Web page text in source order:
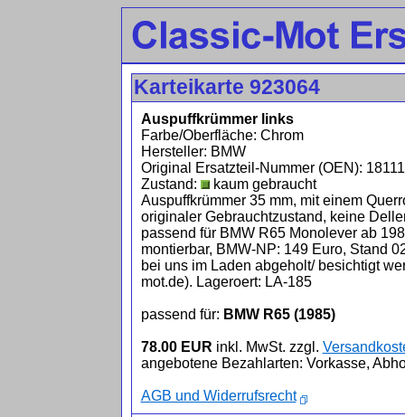
Karteikarte 923064
Auspuffkrümmer links
Farbe/Oberfläche: Chrom
Hersteller: BMW
Original Ersatzteil-Nummer (OEN):
Zustand:
kaum gebraucht
Auspuffkrümmer 35 mm, mit einem
originaler Gebrauchtzustand, keine
passend für BMW R65 Monolever ab
montierbar, BMW-NP: 149 Euro, Stand
bei uns im Laden abgeholt/ besichtigt
mot.de). Lageroert: LA-185
passend für: BMW R65 (1985)
78.00 EUR inkl. MwSt. zzgl.
angebotene Bezahlarten: Vorkasse,
AGB und Widerrufsrecht